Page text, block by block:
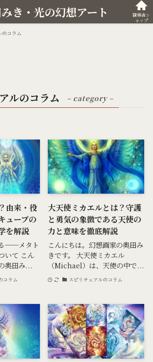
き・光の幻想アート 観稀舎シ
ョップ
のコラム
ルのコラム – category –
由来・役
ューブの
を解説
──メタト
いて こん
奥田み...
コラム
大天使ミカエルとは？守護
と勇気の象徴である天使の
力と意味を徹底解説
こんにちは。幻想画家の奥田み
きです。 大天使ミカエル
（Michael）は、天使の中で...
スピリチュアルのコラム